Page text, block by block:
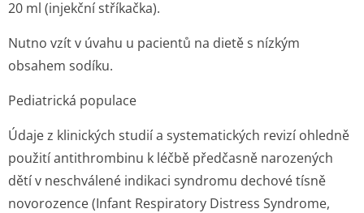
20 ml (injekční stříkačka).
Nutno vzít v úvahu u pacientů na dietě s nízkým
obsahem sodíku.
Pediatrická populace
Údaje z klinických studií a systematických revizí ohledně
použití antithrombinu k léčbě předčasně narozených
dětí v neschválené indikaci syndromu dechové tísně
novorozence (Infant Respiratory Distress Syndrome,